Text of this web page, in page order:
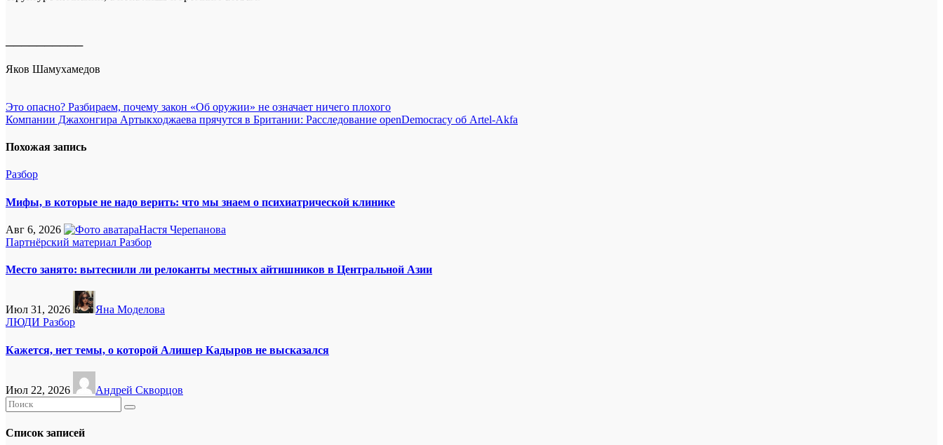
──────────
Яков Шамухамедов
Навигация
по
записям
Это опасно? Разбираем, почему закон «Об оружии» не означает ничего плохого
Компании Джахонгира Артыкходжаева прячутся в Британии: Расследование openDemocracy об Artel-Akfa
Похожая запись
Разбор
Мифы, в которые не надо верить: что мы знаем о психиатрической клинике
Авг 6, 2026
Настя Черепанова
Партнёрский материал Разбор
Место занято: вытеснили ли релоканты местных айтишников в Центральной Азии
Июл 31, 2026
Яна Моделова
ЛЮДИ Разбор
Кажется, нет темы, о которой Алишер Кадыров не высказался
Июл 22, 2026 Андрей Скворцов
Список записей